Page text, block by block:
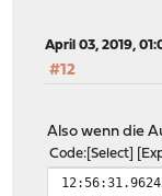
April 03, 2019,
#12
Also wenn die
Code Select